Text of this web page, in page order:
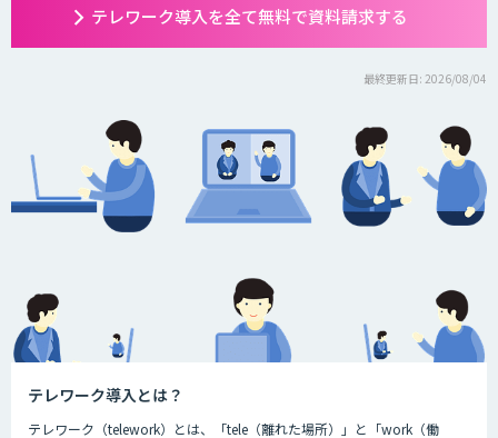
テレワーク導入を全て無料で資料請求する
最終更新日: 2026/08/04
テレワーク導入とは？
テレワーク（telework）とは、「tele（離れた場所）」と「work（働